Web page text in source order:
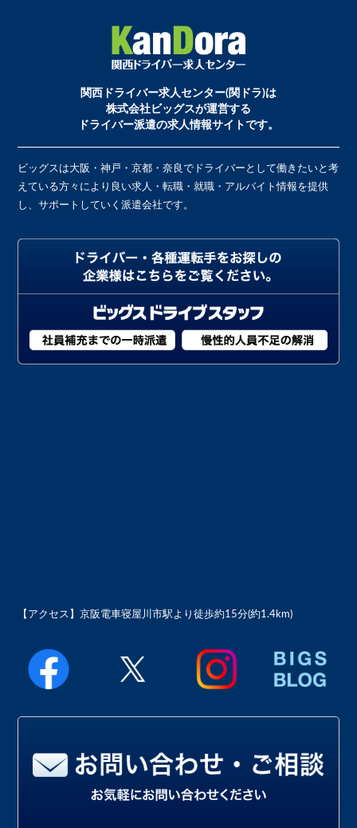
関西ドライバー求人センター(関ドラ)は
株式会社ビッグスが運営する
ドライバー派遣の求人情報サイトです。
ビッグスは大阪・神戸・京都・奈良でドライバーとして働きたいと考
えている方々により良い求人・転職・就職・アルバイト情報を提供
し、サポートしていく派遣会社です。
【アクセス】京阪電車寝屋川市駅より徒歩約15分(約1.4km)